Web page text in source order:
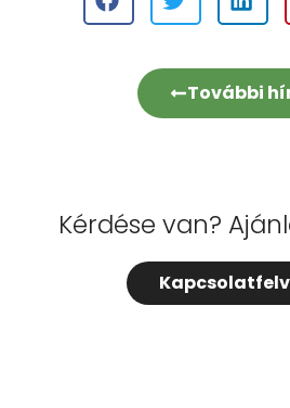
További
Kérdése van?